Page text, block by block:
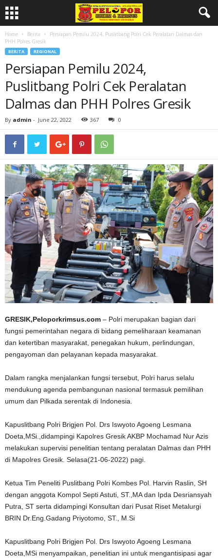
Home Berita
Persiapan Pemilu 2024, Puslitbang Polri Cek Peralatan Dalmas dan
PHH Polres Gresik
BERITA REGIONAL
Persiapan Pemilu 2024,
Puslitbang Polri Cek Peralatan
Dalmas dan PHH Polres Gresik
By admin - June 22, 2022 367 0
GRESIK,Peloporkrimsus.com – Polri merupakan bagian dari
fungsi pemerintahan negara di bidang pemeliharaan keamanan
dan ketertiban masyarakat, penegakan hukum, perlindungan,
pengayoman dan pelayanan kepada masyarakat.
Dalam rangka menjalankan fungsi tersebut, Polri harus selalu
mendukung agenda pembangunan nasional termasuk pemilihan
umum dan Pilkada serentak di Indonesia.
Kapuslitbang Polri Brigjen Pol. Drs Iswyoto Agoeng Lesmana
Doeta,MSi.,didampingi Kapolres Gresik AKBP Mochamad Nur Azis
melakukan supervisi penelitian tentang peralatan Dalmas dan PHH
di Mapolres Gresik. Selasa(21-06-2022) pagi.
Ketua Tim Peneliti Puslitbang Polri Kombes Pol. Harvin Raslin, SH
dengan anggota Kompol Septi Astuti, ST.,MA dan Ipda Desriansyah
Putra, ST serta didampingi Konsultan dari Pusat Riset Metalurgi
BRIN Dr.Eng.Gadang Priyotomo, ST., M.Si
Kapuslitbang Polri Brigjen Pol. Drs Iswyoto Agoeng Lesmana
Doeta,MSi menyampaikan, penelitian ini untuk mengantisipasi agar